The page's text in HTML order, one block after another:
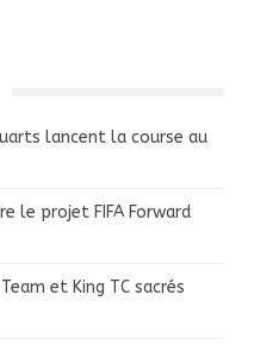
lancent la course au
le projet FIFA Forward
et King TC sacrés